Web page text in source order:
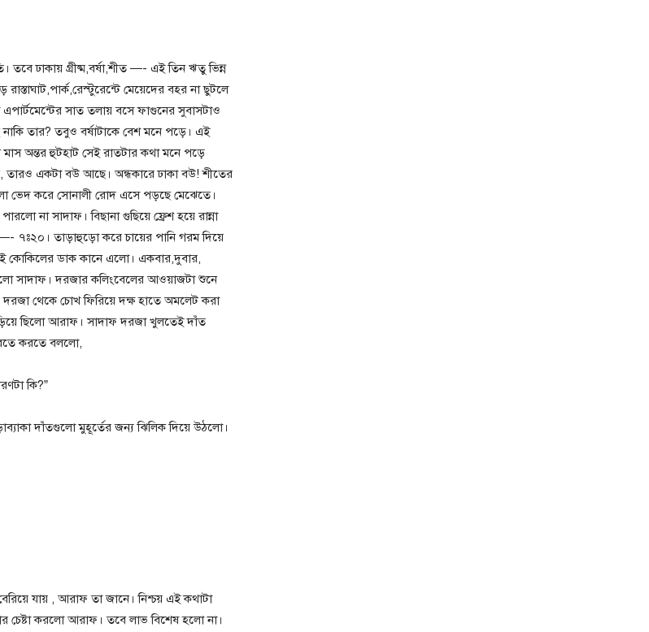
তবে ঢাকায় গ্রীষ্ম,বর্ষা,শীত —- এই তিন ঋতু ভিন্ন
মেয়েদের বহর না ছুটলে
সাত তলায় বসে ফাগুনের সুবাসটাও
তার? তবুও বর্ষাটাকে বেশ মনে পড়ে। এই
অন্তর হুটহাট সেই রাতটার কথা মনে পড়ে
তারও একটা বউ আছে। অন্ধকারে ঢাকা বউ! শীতের
ভেদ করে সোনালী রোদ এসে পড়ছে মেঝেতে।
না সাদাফ। বিছানা গুছিয়ে ফ্রেশ হয়ে রান্না
৭ঃ২০। তাড়াহুড়ো করে চায়ের পানি গরম দিয়ে
কোকিলের ডাক কানে এলো। একবার,দুবার,
সাদাফ। দরজার কলিংবেলের আওয়াজটা শুনে
থেকে চোখ ফিরিয়ে দক্ষ হাতে অমলেট করা
ছিলো আরাফ। সাদাফ দরজা খুলতেই দাঁত
করতে বললো,
কি?”
দাঁতগুলো মুহূর্তের জন্য ঝিলিক দিয়ে উঠলো।
যায় , আরাফ তা জানে। নিশ্চয় এই কথাটা
চেষ্টা করলো আরাফ। তবে লাভ বিশেষ হলো না।